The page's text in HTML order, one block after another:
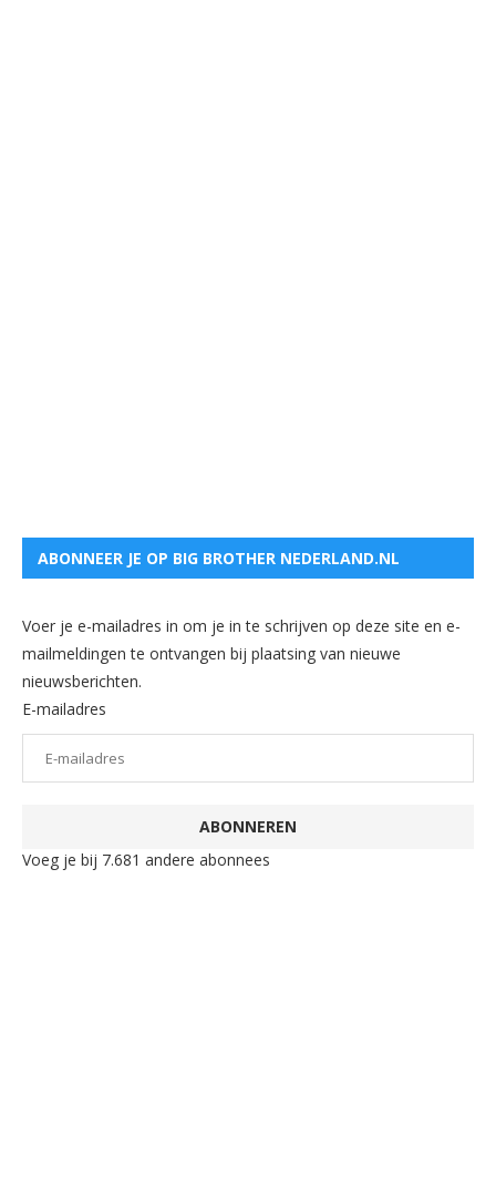
ABONNEER JE OP BIG BROTHER NEDERLAND.NL
Voer je e-mailadres in om je in te schrijven op deze site en e-
mailmeldingen te ontvangen bij plaatsing van nieuwe
nieuwsberichten.
E-mailadres
ABONNEREN
Voeg je bij 7.681 andere abonnees